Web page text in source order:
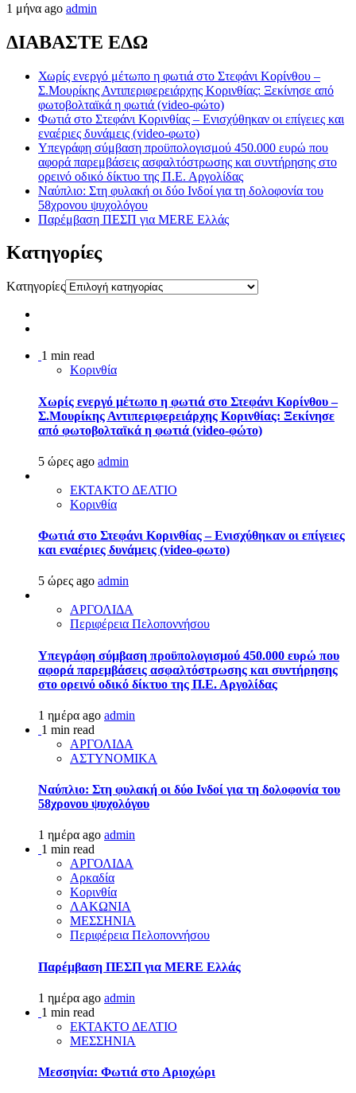
1 μήνα ago admin
ΔΙΑΒΑΣΤΕ ΕΔΩ
Χωρίς ενεργό μέτωπο η φωτιά στο Στεφάνι Κορίνθου –
Σ.Μουρίκης Αντιπεριφερειάρχης Κορινθίας: Ξεκίνησε από
φωτοβολταϊκά η φωτιά (video-φώτο)
Φωτιά στο Στεφάνι Κορινθίας – Ενισχύθηκαν οι επίγειες και
εναέριες δυνάμεις (video-φωτο)
Υπεγράφη σύμβαση προϋπολογισμού 450.000 ευρώ που
αφορά παρεμβάσεις ασφαλτόστρωσης και συντήρησης στο
ορεινό οδικό δίκτυο της Π.Ε. Αργολίδας
Ναύπλιο: Στη φυλακή οι δύο Ινδοί για τη δολοφονία του
58χρονου ψυχολόγου
Παρέμβαση ΠΕΣΠ για MERE Ελλάς
Kατηγορίες
Kατηγορίες
1 min read
Κορινθία
Χωρίς ενεργό μέτωπο η φωτιά στο Στεφάνι Κορίνθου –
Σ.Μουρίκης Αντιπεριφερειάρχης Κορινθίας: Ξεκίνησε
από φωτοβολταϊκά η φωτιά (video-φώτο)
5 ώρες ago admin
ΕΚΤΑΚΤΟ ΔΕΛΤΙΟ
Κορινθία
Φωτιά στο Στεφάνι Κορινθίας – Ενισχύθηκαν οι επίγειες
και εναέριες δυνάμεις (video-φωτο)
5 ώρες ago admin
ΑΡΓΟΛΙΔΑ
Περιφέρεια Πελοποννήσου
Υπεγράφη σύμβαση προϋπολογισμού 450.000 ευρώ που
αφορά παρεμβάσεις ασφαλτόστρωσης και συντήρησης
στο ορεινό οδικό δίκτυο της Π.Ε. Αργολίδας
1 ημέρα ago admin
1 min read
ΑΡΓΟΛΙΔΑ
ΑΣΤΥΝΟΜΙΚΑ
Ναύπλιο: Στη φυλακή οι δύο Ινδοί για τη δολοφονία του
58χρονου ψυχολόγου
1 ημέρα ago admin
1 min read
ΑΡΓΟΛΙΔΑ
Αρκαδία
Κορινθία
ΛΑΚΩΝΙΑ
ΜΕΣΣΗΝΙΑ
Περιφέρεια Πελοποννήσου
Παρέμβαση ΠΕΣΠ για MERE Ελλάς
1 ημέρα ago admin
1 min read
ΕΚΤΑΚΤΟ ΔΕΛΤΙΟ
ΜΕΣΣΗΝΙΑ
Μεσσηνία: Φωτιά στο Αριοχώρι